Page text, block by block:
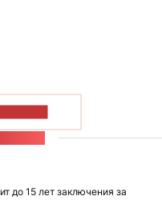
до 15 лет заключения за